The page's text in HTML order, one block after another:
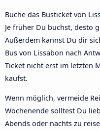
Buche das Busticket von
Je früher Du buchst, desto
Außerdem kannst Du dir
Bus von Lissabon nach
Ticket nicht erst im letzten
kaufst.
Wenn möglich, vermeide
Wochenende solltest Du
Abends oder nachts zu